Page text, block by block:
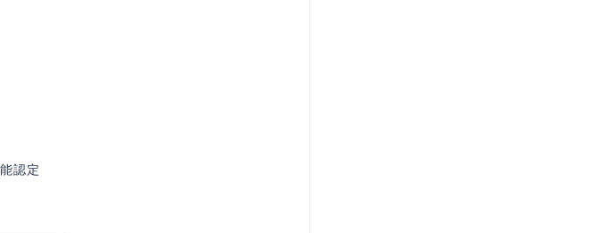
認定